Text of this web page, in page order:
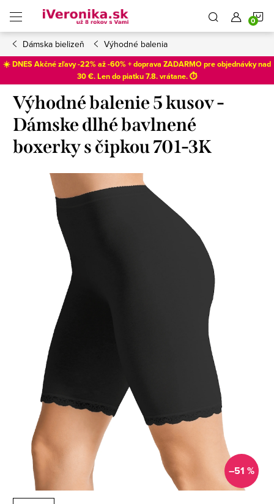
obsah
Dámska bielizeň Výhodné balenia
☀️ DNES Akčné zľavy -22% až -60% + doprava ZADARMO pre objednávky nad
30 €. Len dopiatku 7.8. vrátane. ⏱️
Výhodné balenie 5 kusov -
Dámske dlhé bavlnené
boxerky s čipkou 701-3K
–51 %